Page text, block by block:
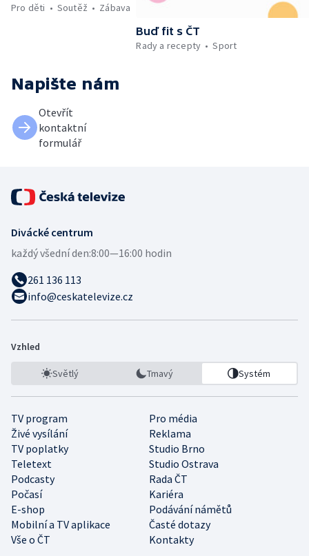
Pro děti
Soutěž
Zábava
Buď fit s ČT
Rady a recepty
Sport
Napište nám
Otevřít
kontaktní
formulář
Divácké centrum
každý všední den:8:00—16:00 hodin
261 136 113
info@ceskatelevize.cz
Vzhled
Světlý Tmavý Systém
TV program
Pro média
Živé vysílání
Reklama
TV poplatky
Studio Brno
Teletext
Studio Ostrava
Podcasty
Rada ČT
Počasí
Kariéra
E-shop
Podávání námětů
Mobilní a TV aplikace
Časté dotazy
Vše o ČT
Kontakty